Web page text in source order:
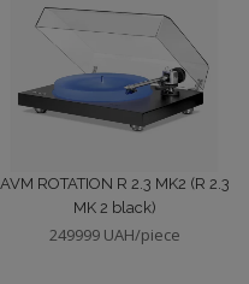
AVM ROTATION R 2.3 MK2 (R 2.3
MK 2 black)
249999 UAH/piece